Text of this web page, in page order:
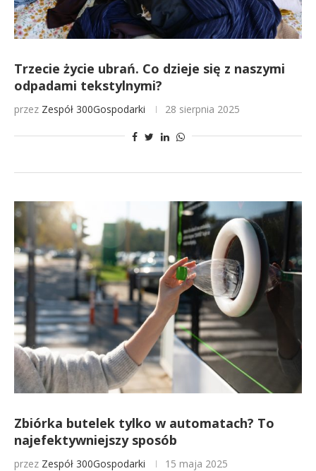
Trzecie życie ubrań. Co dzieje się z naszymi
odpadami tekstylnymi?
przez Zespół 300Gospodarki 28 sierpnia 2025
Zbiórka butelek tylko w automatach? To
najefektywniejszy sposób
przez Zespół 300Gospodarki 15 maja 2025